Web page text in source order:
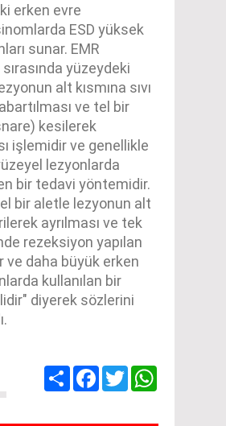
erken evre
ESD yüksek
sunar. EMR
yüzeydeki
alt kısmına sıvı
ve tel bir
kesilerek
işlemidir ve genellikle
lezyonlarda
bir tedavi yöntemidir.
bir aletle lezyonun alt
ayrılması ve tek
rezeksiyon yapılan
ve daha büyük erken
kullanılan bir
diyerek sözlerini
Share Facebook
Twitter